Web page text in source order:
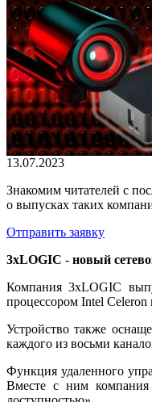
13.07.2023
Знакомим читателей с
о выпусках таких
Отправить заявку
3xLOGIC - новый
Компания 3xLOGIC
процессором Intel Celeron
Устройство также
каждого из восьми
Функция удаленного
Вместе с ним компания